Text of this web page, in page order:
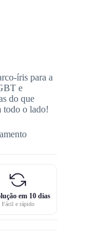
íris para a
e
do que
todo o lado!
em 10 dias
Fácil e rápido